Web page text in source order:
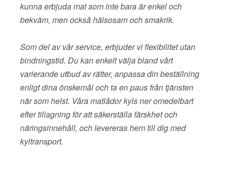
kunna erbjuda mat som inte bara är enkel och
bekväm, men också hälsosam och smakrik.
Som del av vår service, erbjuder vi flexibilitet utan
bindningstid. Du kan enkelt välja bland vårt
varierande utbud av rätter, anpassa din beställning
enligt dina önskemål och ta en paus från tjänsten
när som helst. Våra matlådor kyls ner omedelbart
efter tillagning för att säkerställa färskhet och
näringsinnehåll, och levereras hem till dig med
kyltransport.